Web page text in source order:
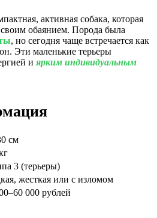
активная собака, которая
своим обаянием. Порода была
, но сегодня чаще встречается как
Эти маленькие терьеры
и ярким индивидуальным
см
3 (терьеры)
жесткая или с изломом
000 рублей